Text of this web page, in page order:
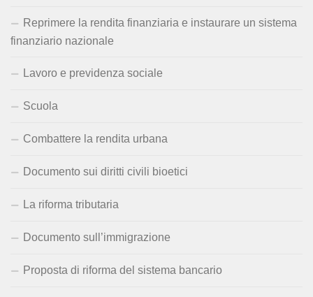
Reprimere la rendita finanziaria e instaurare un sistema
finanziario nazionale
Lavoro e previdenza sociale
Scuola
Combattere la rendita urbana
Documento sui diritti civili bioetici
La riforma tributaria
Documento sull’immigrazione
Proposta di riforma del sistema bancario